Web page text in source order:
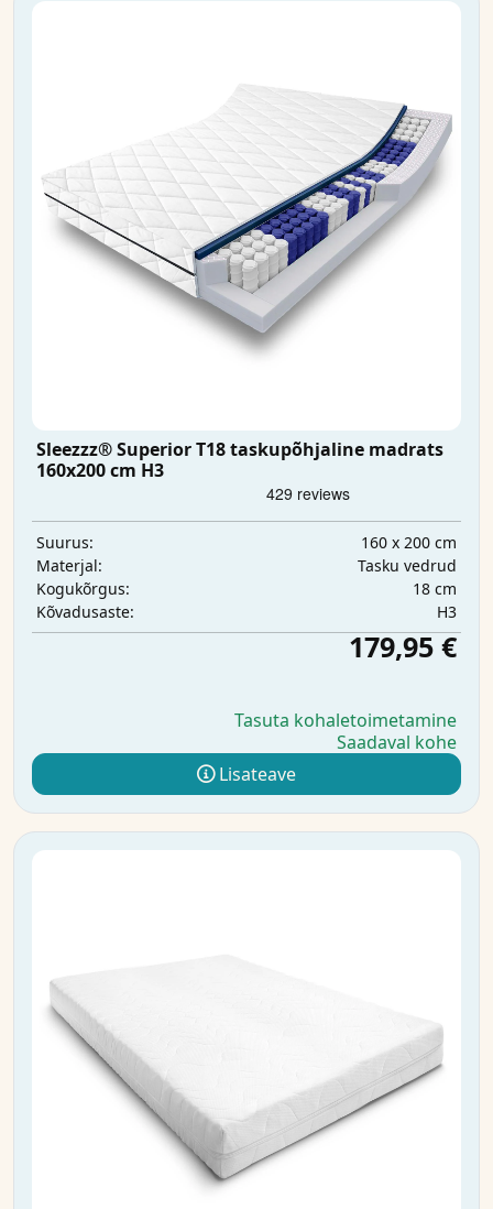
Sleezzz® Superior T18 taskupõhjaline madrats
160x200 cm H3
Suurus:
160 x 200 cm
Materjal:
Tasku vedrud
Kogukõrgus:
18 cm
Kõvadusaste:
H3
179,95 €
Tasuta kohaletoimetamine
Saadaval kohe
Lisateave